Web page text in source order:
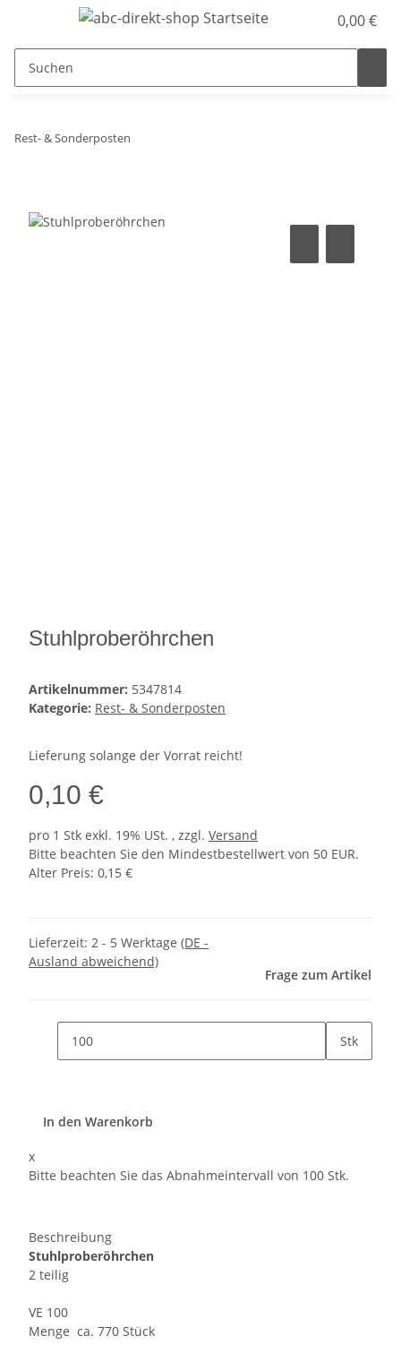
0,00 €
Rest- & Sonderposten
Stuhlproberöhrchen
Artikelnummer: 5347814
Kategorie: Rest- & Sonderposten
Lieferung solange der Vorrat reicht!
0,10 €
pro 1 Stk exkl. 19% USt. , zzgl. Versand
Bitte beachten Sie den Mindestbestellwert von 50 EUR.
Alter Preis: 0,15 €
Lieferzeit: 2 - 5 Werktage (DE -
Ausland abweichend)
Frage zum Artikel
Stk
In den Warenkorb
x
Bitte beachten Sie das Abnahmeintervall von 100 Stk.
Beschreibung
Stuhlproberöhrchen
2 teilig
VE 100
Menge ca. 770 Stück